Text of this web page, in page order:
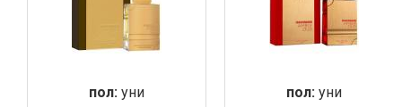
пол: уни
пол: уни